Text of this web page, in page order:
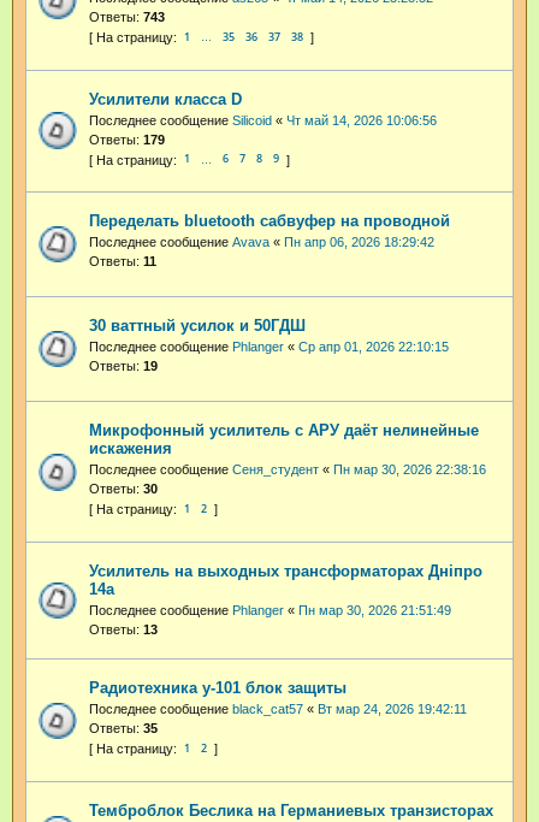
Ответы: 743
1 … 35 36 37 38
Усилители класса D
Последнее сообщение Silicoid « Чт май 14, 2026 10:06:56
Ответы: 179
1 6 7 8 9
Переделать bluetooth сабвуфер на проводной
Последнее сообщение Avava « Пн апр 06, 2026 18:29:42
Ответы: 11
30 ваттный усилок и 50ГДШ
Последнее сообщение Phlanger « Ср апр 01, 2026 22:10:15
Ответы: 19
Микрофонный усилитель с АРУ даёт нелинейные
искажения
Последнее сообщение Сеня_студент « Пн мар 30, 2026 22:38:16
Ответы: 30
1 2
Усилитель на выходных трансформаторах Днiпро
14а
Последнее сообщение Phlanger « Пн мар 30, 2026 21:51:49
Ответы: 13
Радиотехника у-101 блок защиты
Последнее сообщение black_cat57 « Вт мар 24, 2026 19:42:11
Ответы: 35
1 2
Темброблок Беслика на Германиевых транзисторах